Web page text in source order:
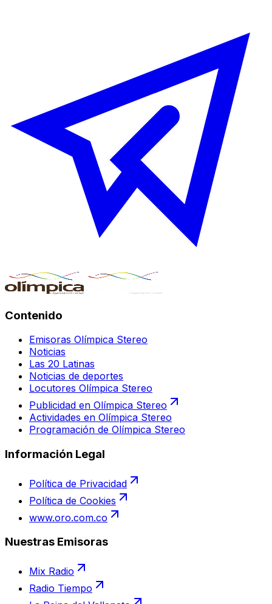
Contenido
Emisoras Olímpica Stereo
Noticias
Las 20 Latinas
Noticias de deportes
Locutores Olímpica Stereo
Publicidad en Olímpica Stereo
Actividades en Olímpica Stereo
Programación de Olímpica Stereo
Información Legal
Política de Privacidad
Política de Cookies
www.oro.com.co
Nuestras Emisoras
Mix Radio
Radio Tiempo